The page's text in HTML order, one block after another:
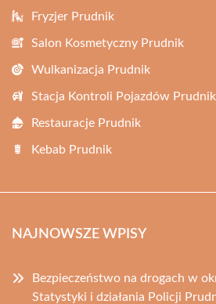
Fryzjer Prudnik
Salon Kosmetyczny Prudnik
Wulkanizacja Prudnik
Stacja Kontroli Pojazdów Prudnik
Restauracje Prudnik
Kebab Prudnik
NAJNOWSZE WPISY
Bezpieczeństwo na drogach w
Statystyki i działania Policji